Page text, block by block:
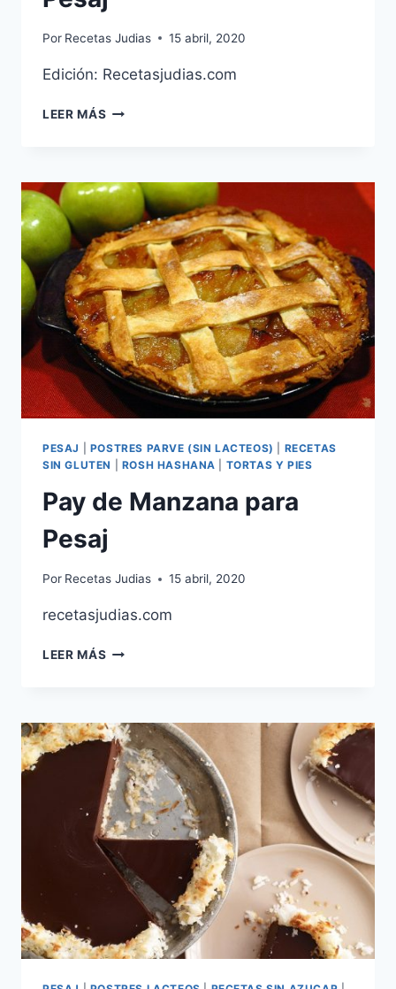
Por Recetas Judias 15 abril, 2020
Edición: Recetasjudias.com
LEER MÁS BASE
DE
PESAJ
PESAJ POSTRES PARVE (SIN LACTEOS)
RECETAS
SIN GLUTEN
ROSH HASHANA TORTAS Y PIES
Pay de Manzana para
Pesaj
Por Recetas Judias 15 abril, 2020
recetasjudias.com
LEER MÁS PAY
PESAJ